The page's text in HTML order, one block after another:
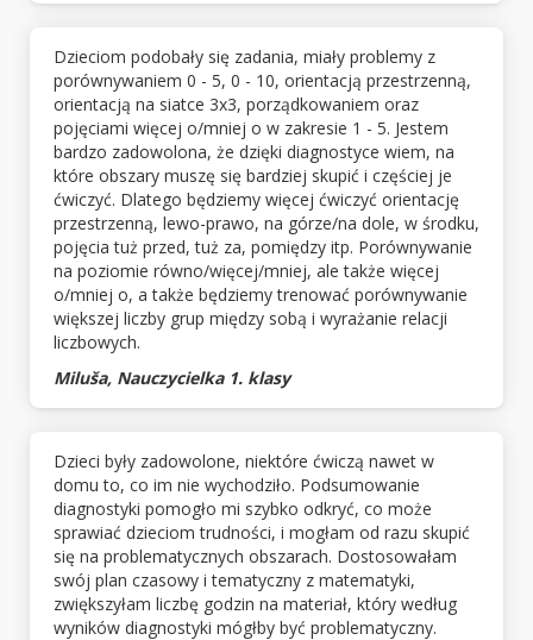
Dzieciom podobały się zadania, miały problemy z
porównywaniem 0 - 5, 0 - 10, orientacją przestrzenną,
orientacją na siatce 3x3, porządkowaniem oraz
pojęciami więcej o/mniej o w zakresie 1 - 5. Jestem
bardzo zadowolona, że dzięki diagnostyce wiem, na
które obszary muszę się bardziej skupić i częściej je
ćwiczyć. Dlatego będziemy więcej ćwiczyć orientację
przestrzenną, lewo-prawo, na górze/na dole, w środku,
pojęcia tuż przed, tuż za, pomiędzy itp. Porównywanie
na poziomie równo/więcej/mniej, ale także więcej
o/mniej o, a także będziemy trenować porównywanie
większej liczby grup między sobą i wyrażanie relacji
liczbowych.
Miluša, Nauczycielka 1. klasy
Dzieci były zadowolone, niektóre ćwiczą nawet w
domu to, co im nie wychodziło. Podsumowanie
diagnostyki pomogło mi szybko odkryć, co może
sprawiać dzieciom trudności, i mogłam od razu skupić
się na problematycznych obszarach. Dostosowałam
swój plan czasowy i tematyczny z matematyki,
zwiększyłam liczbę godzin na materiał, który według
wyników diagnostyki mógłby być problematyczny.